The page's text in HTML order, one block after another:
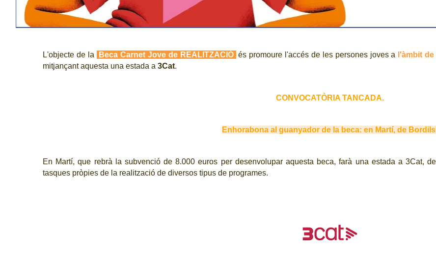
L'objecte de la Beca Carnet Jove de REALITZACIÓ és promoure l'accés de les persones joves a l'àmbit
mitjançant aquesta una estada a 3Cat.
CONVOCATÒRIA TANCADA.
Enhorabona al guanyador de la beca: en Martí, de
En Martí, que rebrà la subvenció de 8.000 euros per desenvolupar aquesta beca, farà una estada a 3Cat,
tasques pròpies de la realització de diversos tipus de programes.